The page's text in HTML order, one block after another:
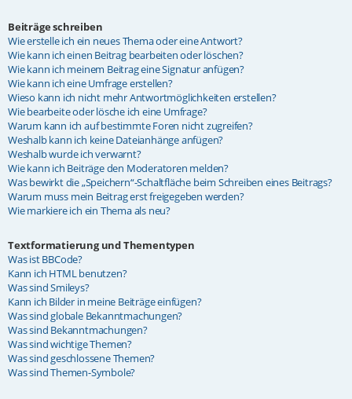
Beiträge schreiben
Wie erstelle ich ein neues Thema oder eine Antwort?
Wie kann ich einen Beitrag bearbeiten oder löschen?
Wie kann ich meinem Beitrag eine Signatur anfügen?
Wie kann ich eine Umfrage erstellen?
Wieso kann ich nicht mehr Antwortmöglichkeiten erstellen?
Wie bearbeite oder lösche ich eine Umfrage?
Warum kann ich auf bestimmte Foren nicht zugreifen?
Weshalb kann ich keine Dateianhänge anfügen?
Weshalb wurde ich verwarnt?
Wie kann ich Beiträge den Moderatoren melden?
Was bewirkt die „Speichern“-Schaltfläche beim Schreiben eines Beitrags?
Warum muss mein Beitrag erst freigegeben werden?
Wie markiere ich ein Thema als neu?
Textformatierung und Thementypen
Was ist BBCode?
Kann ich HTML benutzen?
Was sind Smileys?
Kann ich Bilder in meine Beiträge einfügen?
Was sind globale Bekanntmachungen?
Was sind Bekanntmachungen?
Was sind wichtige Themen?
Was sind geschlossene Themen?
Was sind Themen-Symbole?